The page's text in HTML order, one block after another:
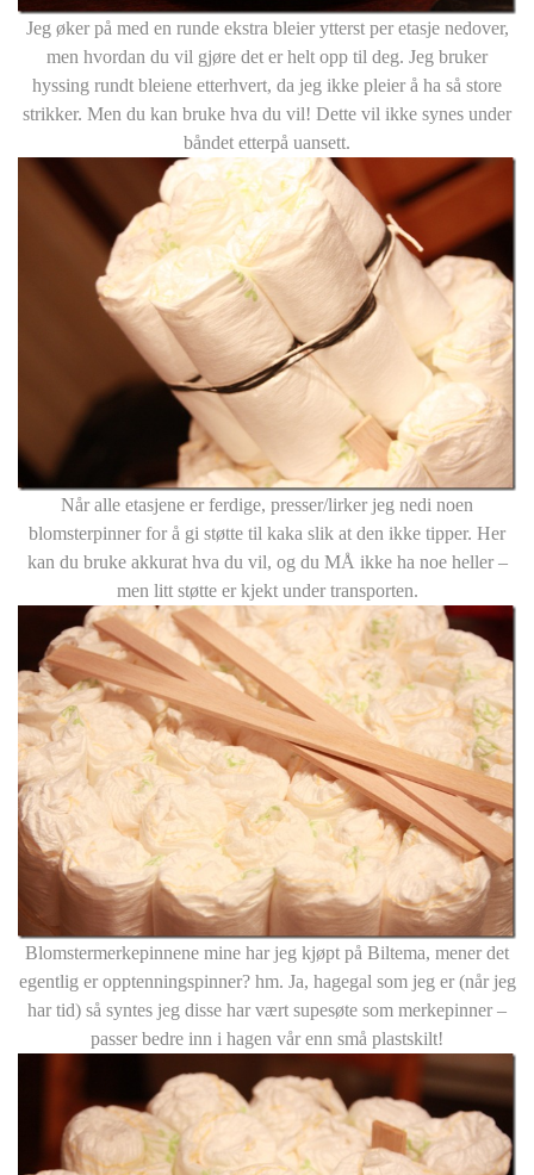
Jeg øker på med en runde ekstra bleier ytterst per etasje nedover,
men hvordan du vil gjøre det er helt opp til deg. Jeg bruker
hyssing rundt bleiene etterhvert, da jeg ikke pleier å ha så store
strikker. Men du kan bruke hva du vil! Dette vil ikke synes under
båndet etterpå uansett.
Når alle etasjene er ferdige, presser/lirker jeg nedi noen
blomsterpinner for å gi støtte til kaka slik at den ikke tipper. Her
kan du bruke akkurat hva du vil, og du MÅ ikke ha noe heller –
men litt støtte er kjekt under transporten.
Blomstermerkepinnene mine har jeg kjøpt på Biltema, mener det
egentlig er opptenningspinner? hm. Ja, hagegal som jeg er (når jeg
har tid) så syntes jeg disse har vært supesøte som merkepinner –
passer bedre inn i hagen vår enn små plastskilt!